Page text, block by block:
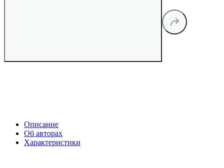
Описание
Об авторах
Характеристики